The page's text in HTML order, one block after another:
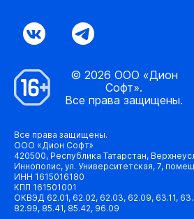
© 2026 ООО «Дион
Софт».
Все права защищены.
Все права защищены.
ООО «Дион Софт»
420500, Республика Татарстан,
Иннополис, ул. Университетская, 7,
ИНН 1615016180
КПП 161501001
ОКВЭД 62.01, 62.02, 62.03, 62.09, 63.11,
82.99, 85.41, 85.42, 96.09